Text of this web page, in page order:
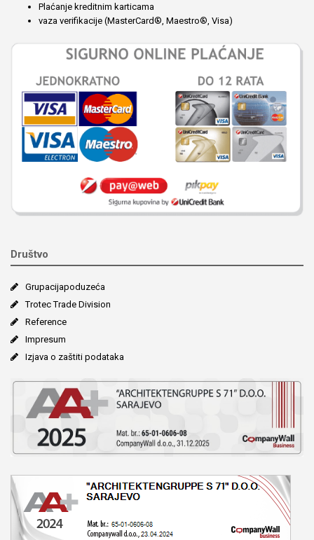
Plaćanje kreditnim karticama
vaza verifikacije (MasterCard®, Maestro®, Visa)
Društvo
Grupacija­poduzeća
Trotec Trade Division
Reference
Impresum
Izjava o zaštiti podataka